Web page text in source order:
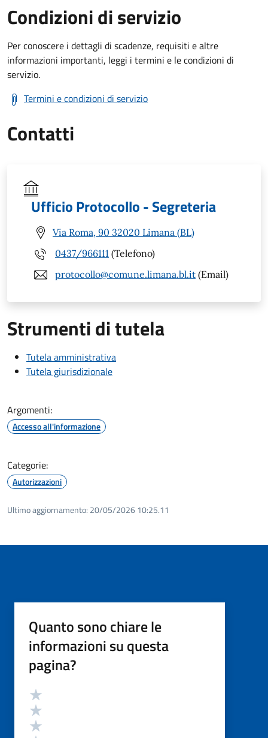
Condizioni di servizio
Per conoscere i dettagli di scadenze, requisiti e altre
informazioni importanti, leggi i termini e le condizioni di
servizio.
Termini e condizioni di servizio
Contatti
Ufficio Protocollo - Segreteria
Via Roma, 90 32020 Limana (BL)
0437/966111 (Telefono)
protocollo@comune.limana.bl.it (Email)
Strumenti di tutela
Tutela amministrativa
Tutela giurisdizionale
Argomenti:
Accesso all'informazione
Categorie:
Autorizzazioni
Ultimo aggiornamento: 20/05/2026 10:25.11
Quanto sono chiare le
informazioni su questa
pagina?
Valutazione